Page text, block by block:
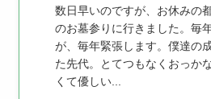
数日早いのですが、お休みの
のお墓参りに行きました。毎
が、毎年緊張します。僕達の
た先代。とてつもなくおっか
くて優しい...